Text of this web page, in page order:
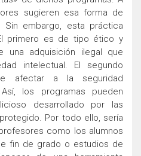
sugieren esa forma de
Sin embargo, esta práctica
primero es de tipo ético y
una adquisición ilegal que
intelectual. El segundo
afectar a la seguridad
los programas pueden
desarrollado por las
Por todo ello, sería
como los alumnos
fin de grado o estudios de